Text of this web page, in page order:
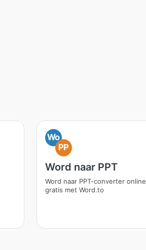
Wo
PP
Word naar PPT
Word naar PPT-converter online
gratis met Word.to